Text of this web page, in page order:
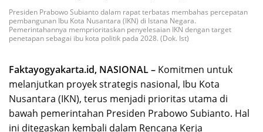
Presiden Prabowo Subianto dalam rapat terbatas membahas percepatan
pembangunan Ibu Kota Nusantara (IKN) di Istana Negara.
Pemerintahannya memprioritaskan penyelesaian IKN dengan target
penetapan sebagai ibu kota politik pada 2028. (Dok. Ist)
Faktayogyakarta.id, NASIONAL – Komitmen untuk
melanjutkan proyek strategis nasional, Ibu Kota
Nusantara (IKN), terus menjadi prioritas utama di
bawah pemerintahan Presiden Prabowo Subianto. Hal
ini ditegaskan kembali dalam Rencana Kerja